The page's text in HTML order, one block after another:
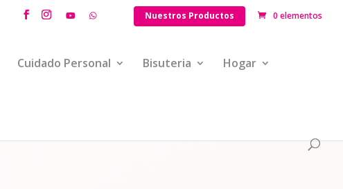
Nuestros Productos 0 elementos
Cuidado Personal Bisuteria Hogar